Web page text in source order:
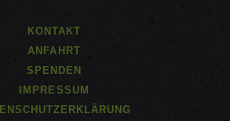
KONTAKT
ANFAHRT
SPENDEN
IMPRESSUM